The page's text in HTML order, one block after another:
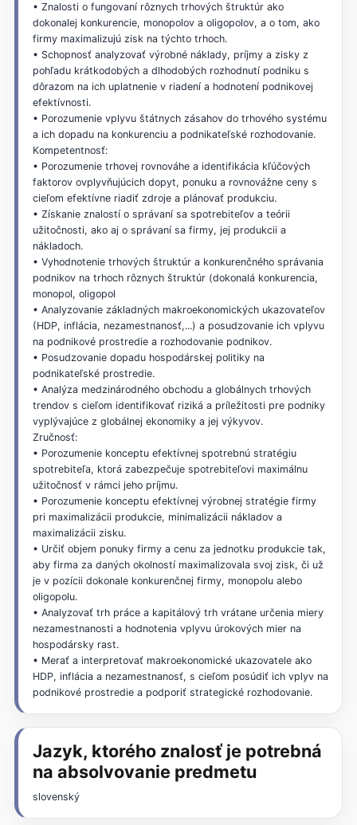
• Znalosti o fungovaní rôznych trhových štruktúr ako
dokonalej konkurencie, monopolov a oligopolov, a o tom, ako
firmy maximalizujú zisk na týchto trhoch.
• Schopnosť analyzovať výrobné náklady, príjmy a zisky z
pohľadu krátkodobých a dlhodobých rozhodnutí podniku s
dôrazom na ich uplatnenie v riadení a hodnotení podnikovej
efektívnosti.
• Porozumenie vplyvu štátnych zásahov do trhového systému
a ich dopadu na konkurenciu a podnikateľské rozhodovanie.
Kompetentnosť:
• Porozumenie trhovej rovnováhe a identifikácia kľúčových
faktorov ovplyvňujúcich dopyt, ponuku a rovnovážne ceny s
cieľom efektívne riadiť zdroje a plánovať produkciu.
• Získanie znalostí o správaní sa spotrebiteľov a teórii
užitočnosti, ako aj o správaní sa firmy, jej produkcii a
nákladoch.
• Vyhodnotenie trhových štruktúr a konkurenčného správania
podnikov na trhoch rôznych štruktúr (dokonalá konkurencia,
monopol, oligopol
• Analyzovanie základných makroekonomických ukazovateľov
(HDP, inflácia, nezamestnanosť,...) a posudzovanie ich vplyvu
na podnikové prostredie a rozhodovanie podnikov.
• Posudzovanie dopadu hospodárskej politiky na
podnikateľské prostredie.
• Analýza medzinárodného obchodu a globálnych trhových
trendov s cieľom identifikovať riziká a príležitosti pre podniky
vyplývajúce z globálnej ekonomiky a jej výkyvov.
Zručnosť:
• Porozumenie konceptu efektívnej spotrebnú stratégiu
spotrebiteľa, ktorá zabezpečuje spotrebiteľovi maximálnu
užitočnosť v rámci jeho príjmu.
• Porozumenie konceptu efektívnej výrobnej stratégie firmy
pri maximalizácii produkcie, minimalizácii nákladov a
maximalizácii zisku.
• Určiť objem ponuky firmy a cenu za jednotku produkcie tak,
aby firma za daných okolností maximalizovala svoj zisk, či už
je v pozícii dokonale konkurenčnej firmy, monopolu alebo
oligopolu.
• Analyzovať trh práce a kapitálový trh vrátane určenia miery
nezamestnanosti a hodnotenia vplyvu úrokových mier na
hospodársky rast.
• Merať a interpretovať makroekonomické ukazovatele ako
HDP, inflácia a nezamestnanosť, s cieľom posúdiť ich vplyv na
podnikové prostredie a podporiť strategické rozhodovanie.
Jazyk, ktorého znalosť je potrebná
na absolvovanie predmetu
slovenský